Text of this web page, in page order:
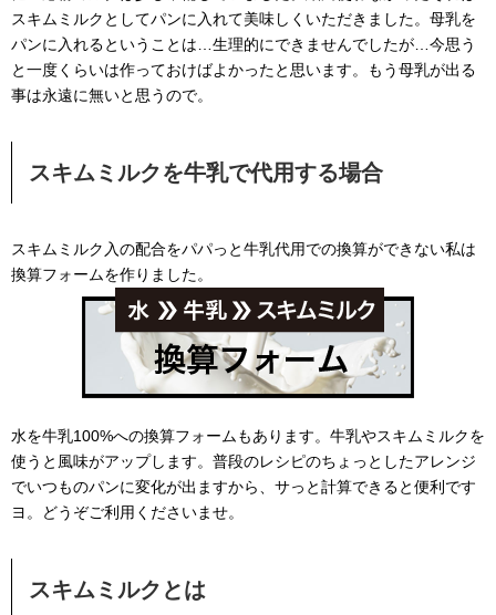
スキムミルクとしてパンに入れて美味しくいただきました。母乳を
パンに入れるということは…生理的にできませんでしたが…今思う
と一度くらいは作っておけばよかったと思います。もう母乳が出る
事は永遠に無いと思うので。
スキムミルクを牛乳で代用する場合
スキムミルク入の配合をパパっと牛乳代用での換算ができない私は
換算フォームを作りました。
水を牛乳100%への換算フォームもあります。牛乳やスキムミルクを
使うと風味がアップします。普段のレシピのちょっとしたアレンジ
でいつものパンに変化が出ますから、サっと計算できると便利です
ヨ。どうぞご利用くださいませ。
スキムミルクとは